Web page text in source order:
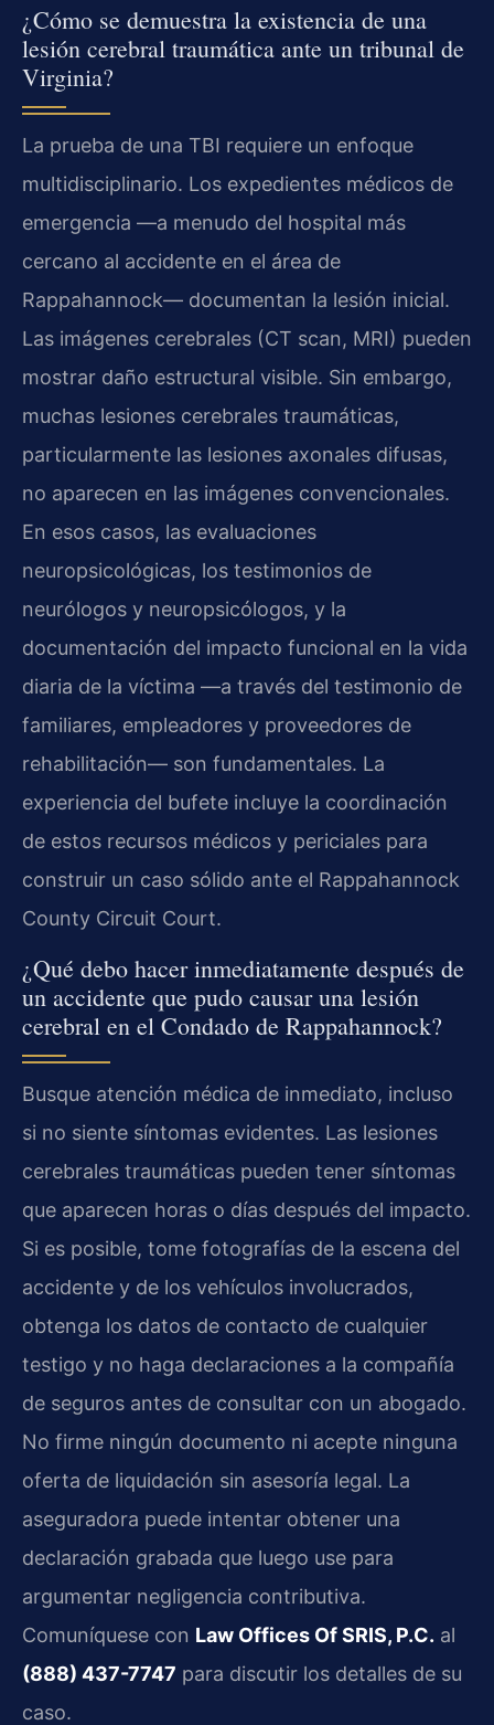
¿Cómo se demuestra la existencia de una
lesión cerebral traumática ante un tribunal de
Virginia?
La prueba de una TBI requiere un enfoque
multidisciplinario. Los expedientes médicos de
emergencia —a menudo del hospital más
cercano al accidente en el área de
Rappahannock— documentan la lesión inicial.
Las imágenes cerebrales (CT scan, MRI) pueden
mostrar daño estructural visible. Sin embargo,
muchas lesiones cerebrales traumáticas,
particularmente las lesiones axonales difusas,
no aparecen en las imágenes convencionales.
En esos casos, las evaluaciones
neuropsicológicas, los testimonios de
neurólogos y neuropsicólogos, y la
documentación del impacto funcional en la vida
diaria de la víctima —a través del testimonio de
familiares, empleadores y proveedores de
rehabilitación— son fundamentales. La
experiencia del bufete incluye la coordinación
de estos recursos médicos y periciales para
construir un caso sólido ante el Rappahannock
County Circuit Court.
¿Qué debo hacer inmediatamente después de
un accidente que pudo causar una lesión
cerebral en el Condado de Rappahannock?
Busque atención médica de inmediato, incluso
si no siente síntomas evidentes. Las lesiones
cerebrales traumáticas pueden tener síntomas
que aparecen horas o días después del impacto.
Si es posible, tome fotografías de la escena del
accidente y de los vehículos involucrados,
obtenga los datos de contacto de cualquier
testigo y no haga declaraciones a la compañía
de seguros antes de consultar con un abogado.
No firme ningún documento ni acepte ninguna
oferta de liquidación sin asesoría legal. La
aseguradora puede intentar obtener una
declaración grabada que luego use para
argumentar negligencia contributiva.
Comuníquese con Law Offices Of SRIS, P.C. al
(888) 437-7747 para discutir los detalles de su
caso.